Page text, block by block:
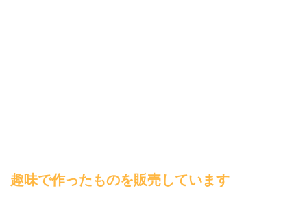
趣味で作ったものを販売しています